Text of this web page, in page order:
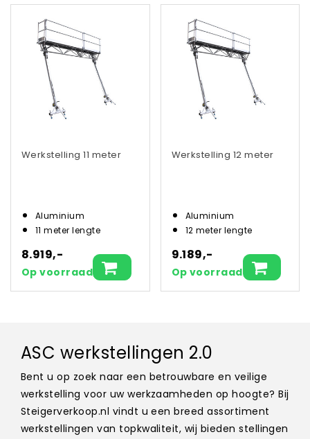
Werkstelling 11 meter
Aluminium
11 meter lengte
8.919,-
Op voorraad
Werkstelling 12 meter
Aluminium
12 meter lengte
9.189,-
Op voorraad
ASC werkstellingen 2.0
Bent u op zoek naar een betrouwbare en veilige
werkstelling voor uw werkzaamheden op hoogte? Bij
Steigerverkoop.nl vindt u een breed assortiment
werkstellingen van topkwaliteit, wij bieden stellingen